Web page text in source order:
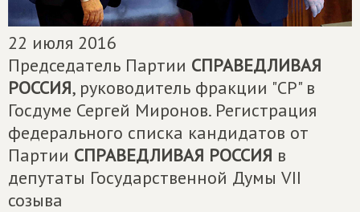
22 июля 2016
Председатель Партии СПРАВЕДЛИВАЯ
РОССИЯ, руководитель фракции "СР" в
Госдуме Сергей Миронов. Регистрация
федерального списка кандидатов от
Партии СПРАВЕДЛИВАЯ РОССИЯ в
депутаты Государственной Думы VII
созыва